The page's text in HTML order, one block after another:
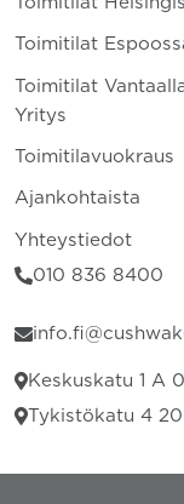
Toimitilat
Toimitilat
Yritys
Toimitilavuokraus
Ajankohtaista
Yhteystiedot
010 836 8400
Keskuskatu 1 A
Tykistökatu 4